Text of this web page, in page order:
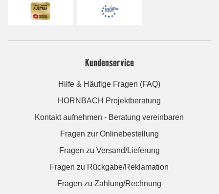
Kundenservice
Hilfe & Häufige Fragen (FAQ)
HORNBACH Projektberatung
Kontakt aufnehmen - Beratung vereinbaren
Fragen zur Onlinebestellung
Fragen zu Versand/Lieferung
Fragen zu Rückgabe/Reklamation
Fragen zu Zahlung/Rechnung